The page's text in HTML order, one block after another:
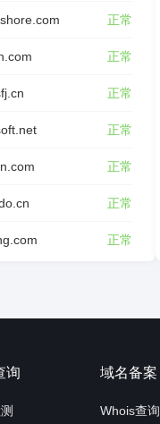
正常
正常
正常
正常
正常
正常
正常
询 域名备案
Whois查询